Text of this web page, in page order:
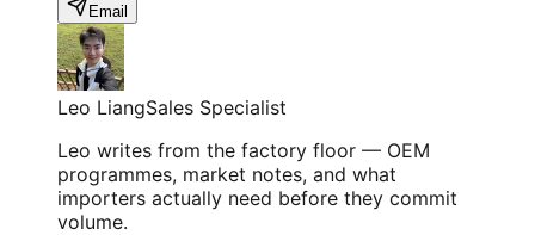
Email
Leo LiangSales Specialist
Leo writes from the factory floor — OEM
programmes, market notes, and what
importers actually need before they commit
volume.